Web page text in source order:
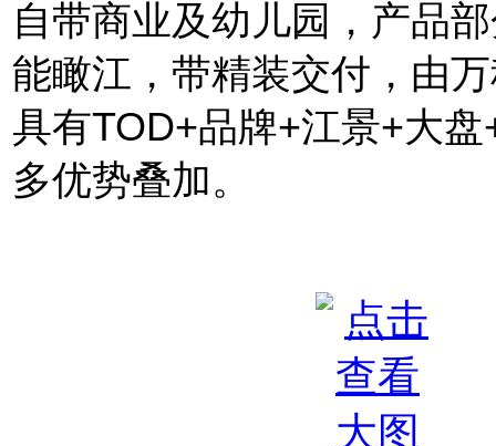
自带商业及幼儿园，产品部
能瞰江，带精装交付，由
具有TOD+品牌+江景+大
多优势叠加。